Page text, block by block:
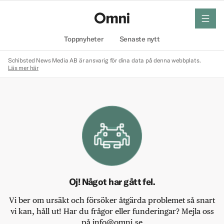
Toppnyheter Senaste nytt
meny
Schibsted News Media AB är ansvarig för dina data på denna webbplats.
Läs mer här
Oj! Något har gått fel.
Vi ber om ursäkt och försöker åtgärda problemet så snart
vi kan, håll ut! Har du frågor eller funderingar? Mejla oss